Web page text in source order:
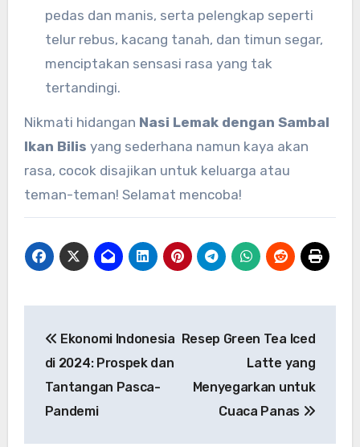
pedas dan manis, serta pelengkap seperti
telur rebus, kacang tanah, dan timun segar,
menciptakan sensasi rasa yang tak
tertandingi.
Nikmati hidangan Nasi Lemak dengan Sambal
Ikan Bilis yang sederhana namun kaya akan
rasa, cocok disajikan untuk keluarga atau
teman-teman! Selamat mencoba!
pos
Ekonomi Indonesia
di 2024: Prospek dan
Tantangan Pasca-
Pandemi
Resep Green Tea Iced
Latte yang
Menyegarkan untuk
Cuaca Panas